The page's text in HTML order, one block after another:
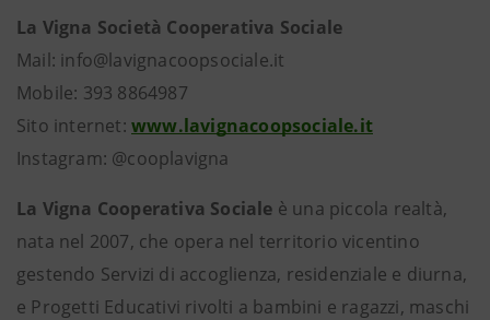
La Vigna Società Cooperativa Sociale
Mail: info@lavignacoopsociale.it
Mobile: 393 8864987
Sito internet: www.lavignacoopsociale.it
Instagram: @cooplavigna
La Vigna Cooperativa Sociale è una piccola realtà,
nata nel 2007, che opera nel territorio vicentino
gestendo Servizi di accoglienza, residenziale e diurna,
e Progetti Educativi rivolti a bambini e ragazzi, maschi